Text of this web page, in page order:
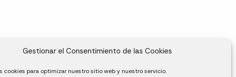
Gestionar el Consentimiento de las Cookies
cookies para optimizar nuestro sitio web y nuestro servicio.